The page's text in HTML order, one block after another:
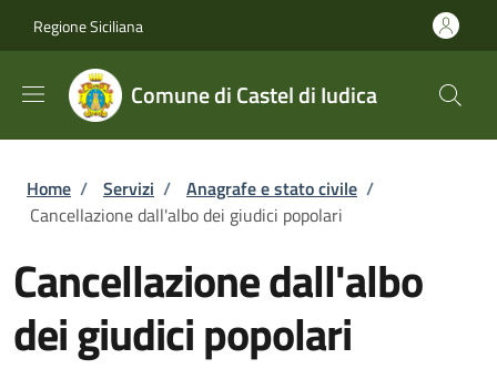
Regione Siciliana
Comune di Castel di Iudica
Briciole di pane
Home / Servizi / Anagrafe e stato civile /
Cancellazione dall'albo dei giudici popolari
Cancellazione dall'albo
dei giudici popolari